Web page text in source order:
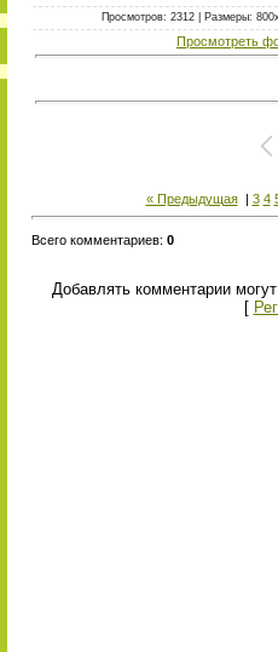
Просмотров: 2312 | Размеры:
Просмотреть
« Предыдущая| 3 4
Всего комментариев: 0
Добавлять комментарии
[